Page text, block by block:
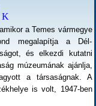
K
a Temes vármegye
megalapítja a Dél-
és elkezdi kutatni
múzeumának ajánlja,
a társaságnak. A
is volt, 1947-ben